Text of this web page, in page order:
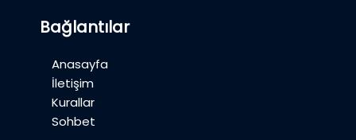
Bağlantılar
Anasayfa
İletişim
Kurallar
Sohbet